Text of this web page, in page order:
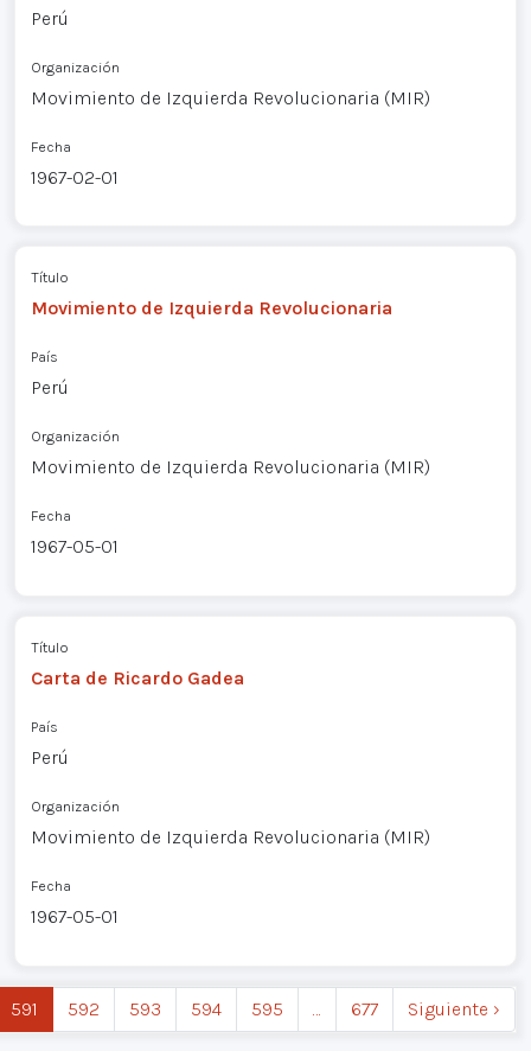
Perú
Organización
Movimiento de Izquierda Revolucionaria (MIR)
Fecha
1967-02-01
Título
Movimiento de Izquierda Revolucionaria
País
Perú
Organización
Movimiento de Izquierda Revolucionaria (MIR)
Fecha
1967-05-01
Título
Carta de Ricardo Gadea
País
Perú
Organización
Movimiento de Izquierda Revolucionaria (MIR)
Fecha
1967-05-01
591 592 593 594 595 677 Siguiente ›